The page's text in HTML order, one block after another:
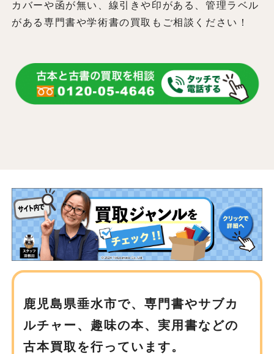
カバーや函が無い、線引きや印がある、管理ラベル
がある専門書や学術書の買取もご相談ください！
鹿児島県垂水市で、専門書やサブカ
ルチャー、趣味の本、実用書などの
古本買取を行っています。